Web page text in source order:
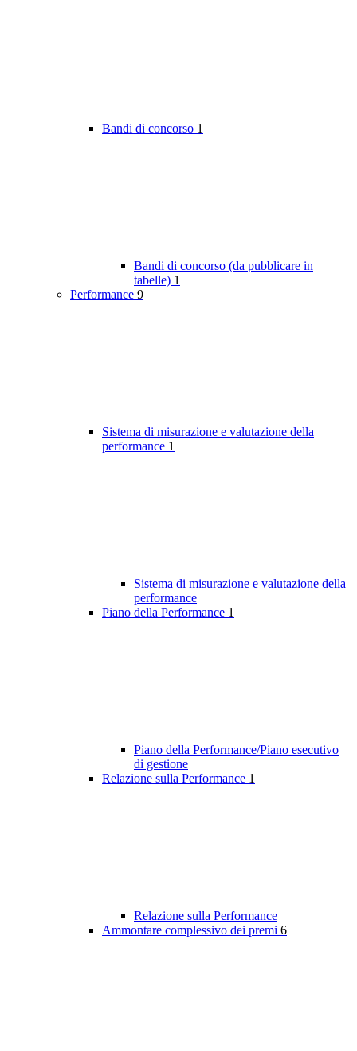
Bandi di concorso 1
Bandi di concorso (da pubblicare in
tabelle) 1
Performance 9
Sistema di misurazione e valutazione della
performance 1
Sistema di misurazione e valutazione della
performance
Piano della Performance 1
Piano della Performance/Piano esecutivo
di gestione
Relazione sulla Performance 1
Relazione sulla Performance
Ammontare complessivo dei premi 6